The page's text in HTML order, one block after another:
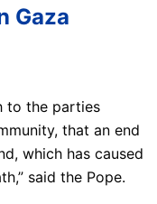
Gaza
to the parties
that an end
which has caused
said the Pope.